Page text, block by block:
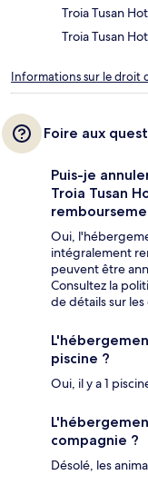
Troia Tusan
Troia Tusan
Informations sur le droit
Foire aux
Puis-je
Troia Tusan
Oui,
intégralement
peuvent être
Consultez la
de détails sur
piscine ?
Oui, il y a 1
compagnie ?
Désolé, les